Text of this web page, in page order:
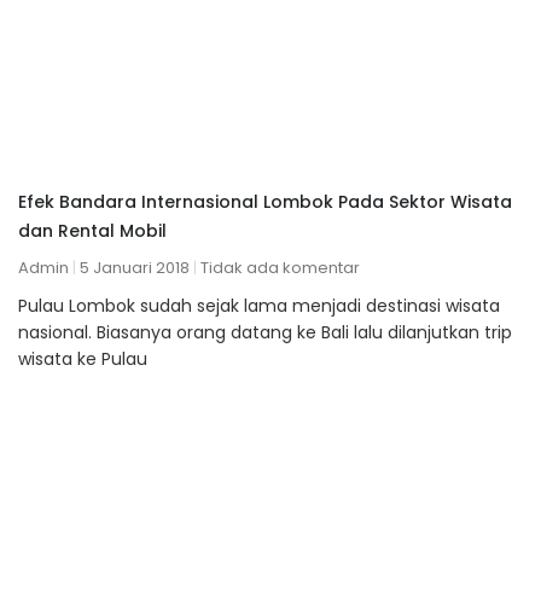
Efek Bandara Internasional Lombok Pada Sektor Wisata
dan Rental Mobil
Admin 5 Januari 2018 Tidak ada komentar
Pulau Lombok sudah sejak lama menjadi destinasi wisata
nasional. Biasanya orang datang ke Bali lalu dilanjutkan trip
wisata ke Pulau